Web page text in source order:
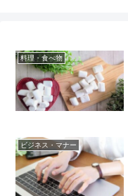
料理・食べ物
ビジネス・マナー